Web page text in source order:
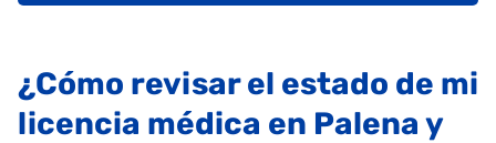
¿Cómo revisar el estado de mi
licencia médica en Palena y